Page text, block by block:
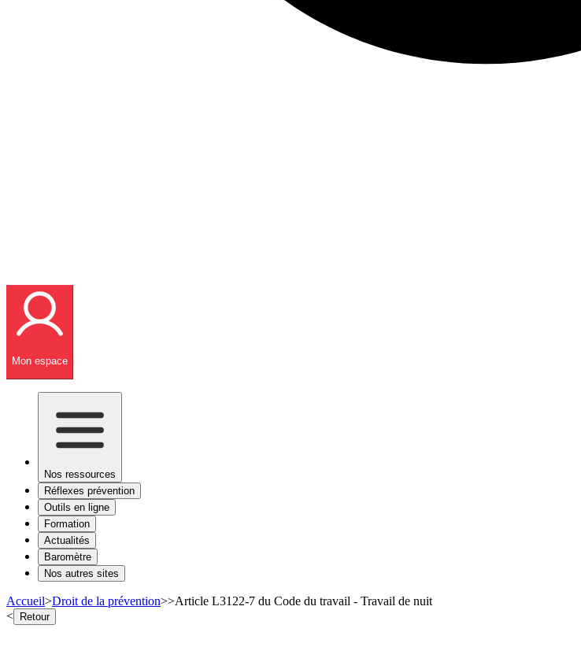
Mon espace
Nos ressources
Réflexes prévention
Outils en ligne
Formation
Actualités
Baromètre
Nos autres sites
Accueil>Droit de la prévention>>Article L3122-7 du Code du travail - Travail de nuit
< Retour